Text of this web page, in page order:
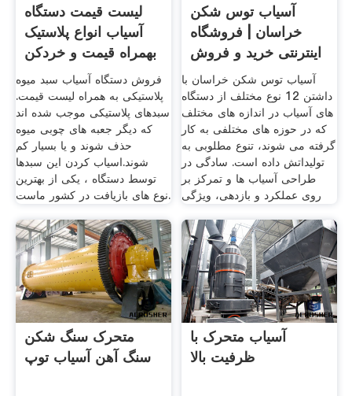
لیست قیمت دستگاه
آسیاب انواع پلاستیک
بهمراه قیمت و خردکن
فروش دستگاه آسیاب سبد میوه
پلاستیکی به همراه لیست قیمت.
سبدهای پلاستیکی موجب شده اند
که دیگر جعبه های چوبی میوه
حذف شوند و یا بسیار کم
شوند.اسیاب کردن این سبدها
توسط دستگاه ، یکی از بهترین
نوع های بازیافت در کشور ماست.
آسیاب توس شکن
خراسان | فروشگاه
اینترنتی خرید و فروش
انواع
آسیاب توس شکن خراسان با
داشتن 12 نوع مختلف از دستگاه
های آسیاب در اندازه های مختلف
که در حوزه های مختلفی به کار
گرفته می شوند، تنوع مطلوبی به
تولیداتش داده است. سادگی در
طراحی آسیاب ها و تمرکز بر
روی عملکرد و بازدهی، ویژگی
متحرک سنگ شکن
سنگ آهن آسیاب توپ
آسیاب متحرک با
ظرفیت بالا